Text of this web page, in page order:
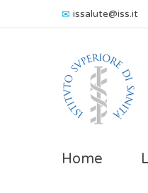
issalute@iss.it
Home